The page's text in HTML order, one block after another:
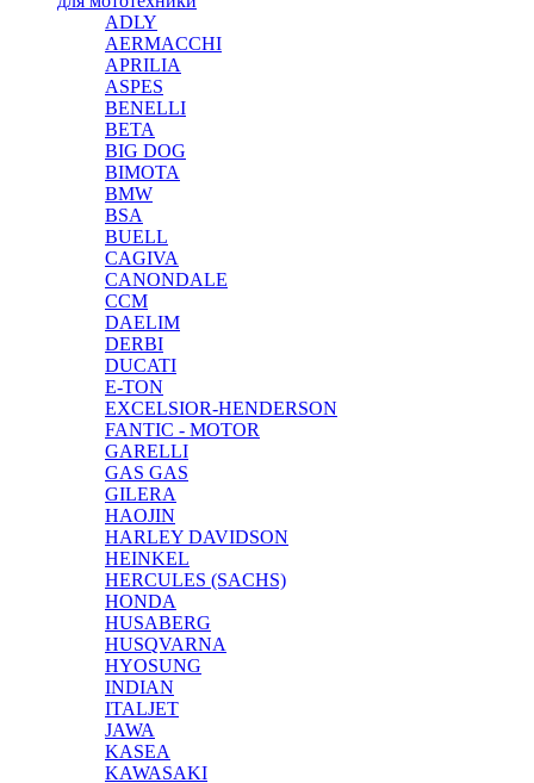
ADLY
AERMACCHI
APRILIA
ASPES
BENELLI
BETA
BIG DOG
BIMOTA
BMW
BSA
BUELL
CAGIVA
CANONDALE
CCM
DAELIM
DERBI
DUCATI
E-TON
EXCELSIOR-HENDERSON
FANTIC - MOTOR
GARELLI
GAS GAS
GILERA
HAOJIN
HARLEY DAVIDSON
HEINKEL
HERCULES (SACHS)
HONDA
HUSABERG
HUSQVARNA
HYOSUNG
INDIAN
ITALJET
JAWA
KASEA
KAWASAKI